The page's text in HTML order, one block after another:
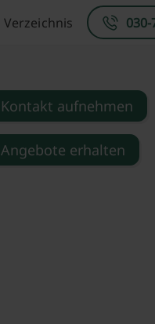
Verzeichnis
Kontakt aufnehmen
Angebote erhalten